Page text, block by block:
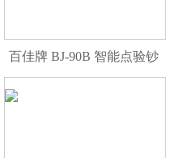
百佳牌 BJ-90B 智能点验钞
机